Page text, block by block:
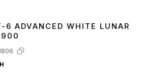
4445
6 ADVANCED WHITE LUNAR